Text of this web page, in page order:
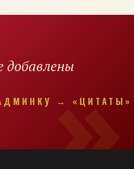
→ «ЦИТАТЫ»